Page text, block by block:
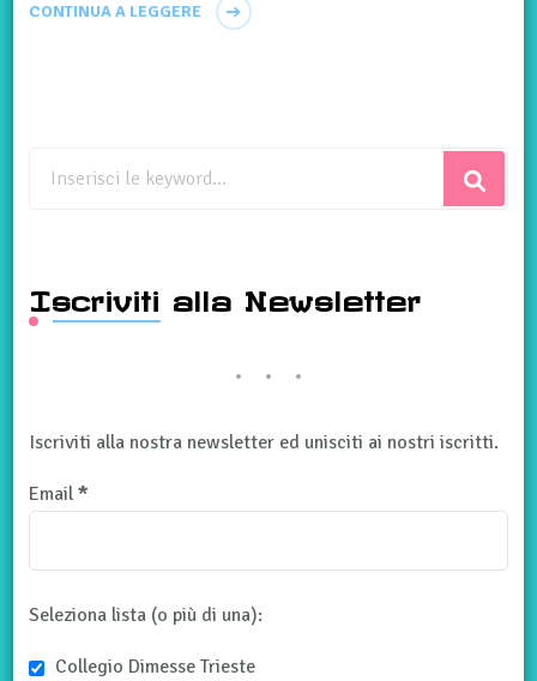
CONTINUA A LEGGERE
Iscriviti alla Newsletter
Iscriviti alla nostra newsletter ed unisciti ai nostri iscritti.
Email *
Seleziona lista (o più di una):
Collegio Dimesse Trieste